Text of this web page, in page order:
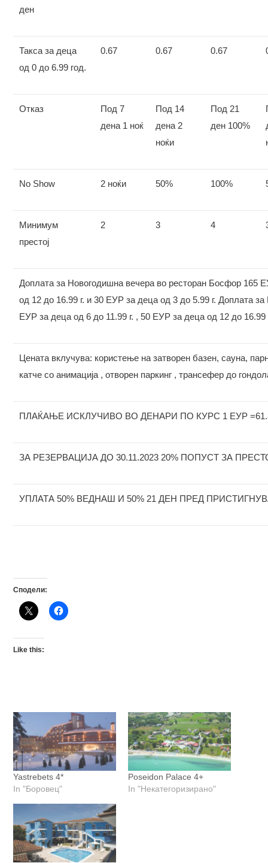
ден
Такса за деца
од 0 до 6.99 год.
0.67 0.67 0.67
Отказ
Под 7
дена 1 ноќ
Под 14
дена 2
ноќи
Под 21
ден 100%
No Show 2 ноќи 50% 100%
Минимум
престој
2 3 4
Доплата за Новогодишна вечера во ресторан Босфор 165
од 12 до 16.99 г. и 30 ЕУР за деца од 3 до 5.99 г. Доплата
ЕУР за деца од 6 до 11.99 г. , 50 ЕУР за деца од 12 до 16.99
Цената вклучува: користење на затворен базен, сауна,
катче со анимација , отворен паркинг , трансефер до
ПЛАЌАЊЕ ИСКЛУЧИВО ВО ДЕНАРИ ПО КУРС 1 ЕУР
ЗА РЕЗЕРВАЦИЈА ДО 30.11.2023 20% ПОПУСТ ЗА
УПЛАТА 50% ВЕДНАШ И 50% 21 ДЕН ПРЕД
Сподели:
Like this:
Yastrebets 4*
In "Боровец"
Poseidon Palace 4+
In "Некатегоризирано"